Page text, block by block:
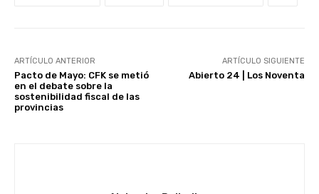
ARTÍCULO ANTERIOR
Pacto de Mayo: CFK se metió
en el debate sobre la
sostenibilidad fiscal de las
provincias
ARTÍCULO SIGUIENTE
Abierto 24 | Los Noventa